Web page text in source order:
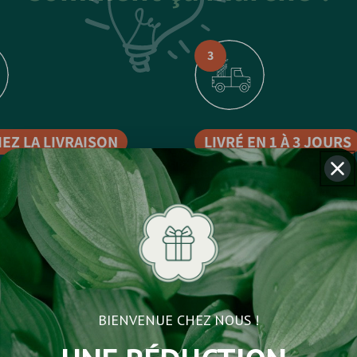
LA LIVRAISON
dans les 24h pour
livraison.Et vous donner
3
LIVRÉ EN 1 À 3 JOURS
Bénéficiez d’une livraison
possible de planifier une
deux mois plus tard.
BIENVENUE CHEZ NOUS !